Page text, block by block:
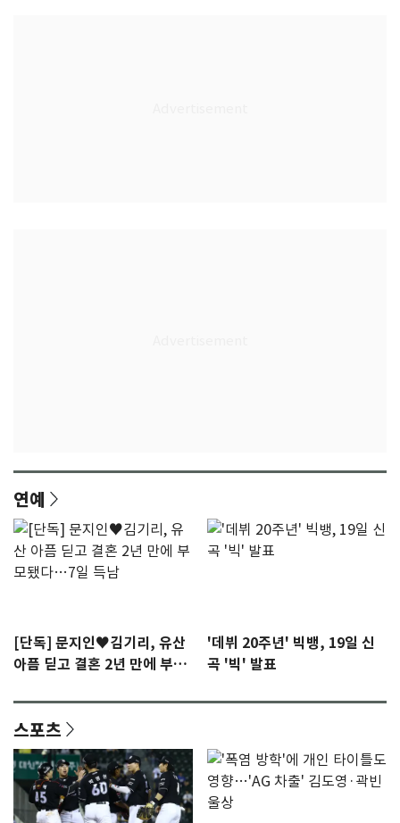
연예
[단독] 문지인♥김기리, 유산
아픔 딛고 결혼 2년 만에 부모
'데뷔 20주년' 빅뱅, 19일 신
곡 '빅' 발표
스포츠